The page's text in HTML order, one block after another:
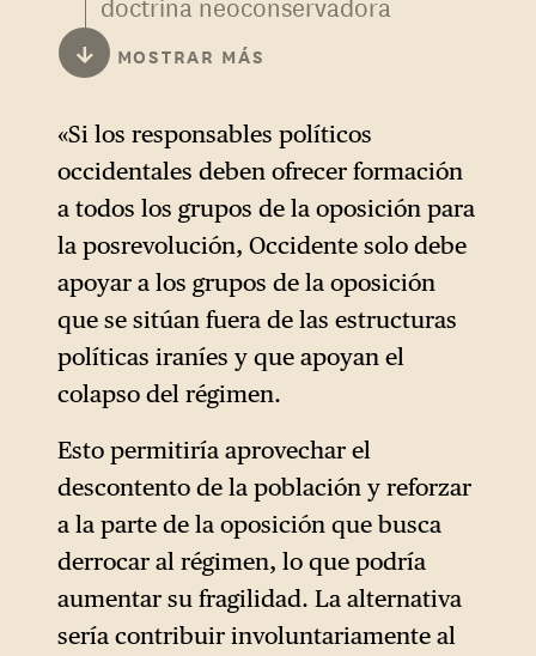
que ha guiado la política
estadounidense en su «guerra
contra el terrorismo». Sin
embargo, el marco teórico ya
no es el del «imperio
benévolo» de Robert Kagan o
el del segundo discurso de
investidura de Bush: ya no se
trata de exportar la
democracia estadounidense
al mundo para garantizar la
estabilidad global, sino de
defender los intereses de
Occidente estableciendo las
condiciones para contener el
terrorismo, que Irán financia
en el Golfo Pérsico.
↓ MOSTRAR MÁS
«Si los responsables políticos
occidentales deben ofrecer formación
a todos los grupos de la oposición para
la posrevolución, Occidente solo debe
apoyar a los grupos de la oposición
que se sitúan fuera de las estructuras
políticas iraníes y que apoyan el
colapso del régimen.
Esto permitiría aprovechar el
descontento de la población y reforzar
a la parte de la oposición que busca
derrocar al régimen, lo que podría
aumentar su fragilidad. La alternativa
sería contribuir involuntariamente al